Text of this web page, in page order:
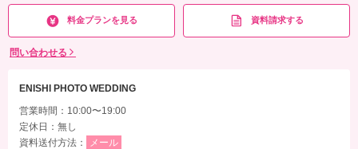
料金プランを見る 資料請求する
問い合わせる
ENISHI PHOTO WEDDING
営業時間：10:00〜19:00
定休日：無し
資料送付方法：
メール